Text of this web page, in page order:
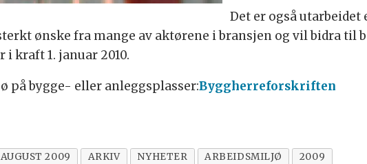
Det er også utarbeidet
ønske fra mange av aktørene i bransjen og vil bidra til
kraft 1. januar 2010.
på bygge- eller anleggsplasser:Byggherreforskriften
AUGUST 2009 ARKIV NYHETER ARBEIDSMILJØ
2009